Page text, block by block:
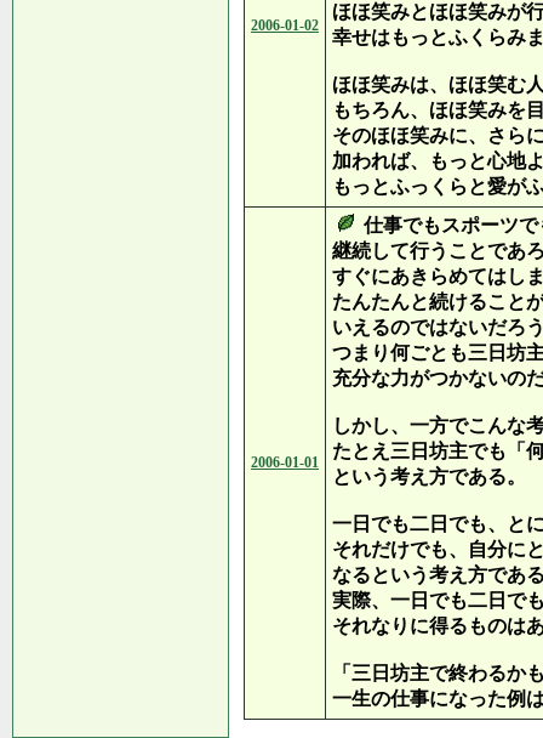
2006-01-02
ほほ笑みとほほ笑みが
幸せはもっとふくらみ
ほほ笑みは、ほほ笑む
もちろん、ほほ笑みを
そのほほ笑みに、さら
加われば、もっと心地
もっとふっくらと愛が
2006-01-01
仕事でもスポーツ
継続して行うことであ
すぐにあきらめてはし
たんたんと続けること
いえるのではないだろ
つまり何ごとも三日坊
充分な力がつかないの
しかし、一方でこんな
たとえ三日坊主でも「
という考え方である。
一日でも二日でも、と
それだけでも、自分に
なるという考え方であ
実際、一日でも二日で
それなりに得るものは
「三日坊主で終わるか
一生の仕事になった例